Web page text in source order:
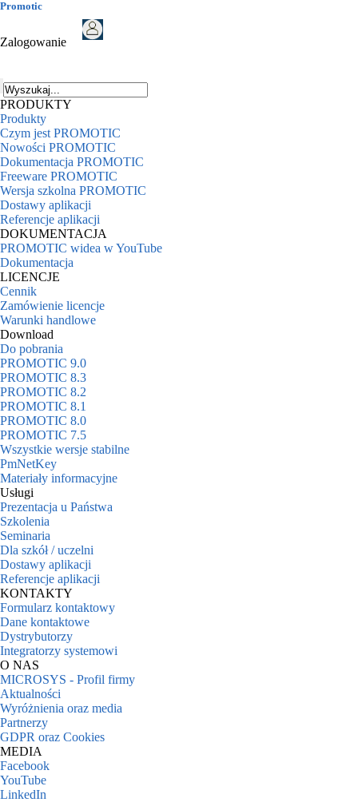
Promotic
Zalogowanie
PRODUKTY
Produkty
Czym jest PROMOTIC
Nowości PROMOTIC
Dokumentacja PROMOTIC
Freeware PROMOTIC
Wersja szkolna PROMOTIC
Dostawy aplikacji
Referencje aplikacji
DOKUMENTACJA
PROMOTIC widea w YouTube
Dokumentacja
LICENCJE
Cennik
Zamówienie licencje
Warunki handlowe
Download
Do pobrania
PROMOTIC 9.0
PROMOTIC 8.3
PROMOTIC 8.2
PROMOTIC 8.1
PROMOTIC 8.0
PROMOTIC 7.5
Wszystkie wersje stabilne
PmNetKey
Materiały informacyjne
Usługi
Prezentacja u Państwa
Szkolenia
Seminaria
Dla szkół / uczelni
Dostawy aplikacji
Referencje aplikacji
KONTAKTY
Formularz kontaktowy
Dane kontaktowe
Dystrybutorzy
Integratorzy systemowi
O NAS
MICROSYS - Profil firmy
Aktualności
Wyróżnienia oraz media
Partnerzy
GDPR oraz Cookies
MEDIA
Facebook
YouTube
LinkedIn